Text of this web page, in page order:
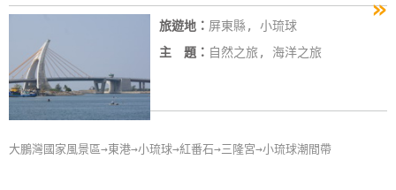
房
國
旅
訂
»
旅遊地： 屏東縣, 小琉球
主 題： 自然之旅, 海洋之旅
大鵬灣國家風景區→東港→小琉球→紅番石→三隆宮→小琉球潮間帶